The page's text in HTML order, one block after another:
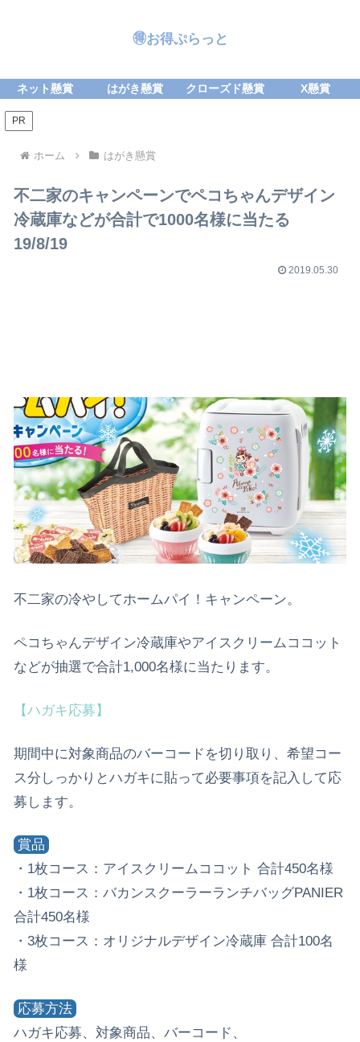
🉐お得ぷらっと
ネット懸賞 はがき懸賞 クローズド懸賞 X懸賞
PR
ホーム はがき懸賞
不二家のキャンペーンでペコちゃんデザイン
冷蔵庫などが合計で1000名様に当たる
19/8/19
2019.05.30
不二家の冷やしてホームパイ！キャンペーン。
ペコちゃんデザイン冷蔵庫やアイスクリームココット
などが抽選で合計1,000名様に当たります。
【ハガキ応募】
期間中に対象商品のバーコードを切り取り、希望コー
ス分しっかりとハガキに貼って必要事項を記入して応
募します。
賞品
・1枚コース：アイスクリームココット 合計450名様
・1枚コース：バカンスクーラーランチバッグPANIER
合計450名様
・3枚コース：オリジナルデザイン冷蔵庫 合計100名
様
応募方法
ハガキ応募、対象商品、バーコード、